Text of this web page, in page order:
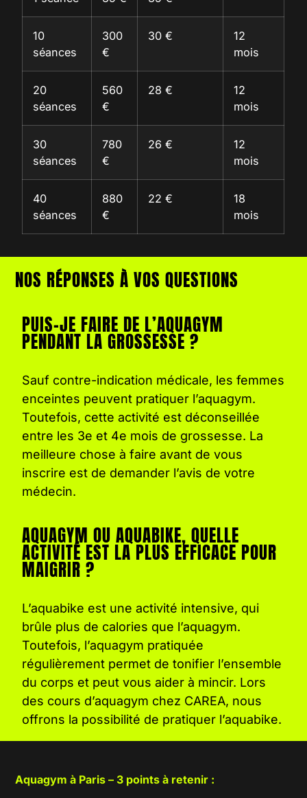
10
séances
300
€
30 €
12
mois
20
séances
560
€
28 €
12
mois
30
séances
780
€
26 €
12
mois
40
séances
880
€
22 €
18
mois
NOS RÉPONSES À VOS QUESTIONS
PUIS-JE FAIRE DE L’AQUAGYM
PENDANT LA GROSSESSE ?
Sauf contre-indication médicale, les femmes
enceintes peuvent pratiquer l’aquagym.
Toutefois, cette activité est déconseillée
entre les 3e et 4e mois de grossesse. La
meilleure chose à faire avant de vous
inscrire est de demander l’avis de votre
médecin.
AQUAGYM OU AQUABIKE, QUELLE
ACTIVITÉ EST LA PLUS EFFICACE POUR
MAIGRIR ?
L’aquabike est une activité intensive, qui
brûle plus de calories que l’aquagym.
Toutefois, l’aquagym pratiquée
régulièrement permet de tonifier l’ensemble
du corps et peut vous aider à mincir. Lors
des cours d’aquagym chez CAREA, nous
offrons la possibilité de pratiquer l’aquabike.
Aquagym à Paris – 3 points à retenir :